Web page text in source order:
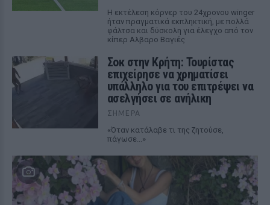
Η εκτέλεση κόρνερ του 24χρονου winger
ήταν πραγματικά εκπληκτική, με πολλά
φάλτσα και δύσκολη για έλεγχο από τον
κίπερ Αλβαρο Βαγιές
Σοκ στην Κρήτη: Τουρίστας
επιχείρησε να χρηματίσει
υπάλληλο για του επιτρέψει να
ασελγήσει σε ανήλικη
ΣΉΜΕΡΑ
«Όταν κατάλαβε τι της ζητούσε,
πάγωσε...»